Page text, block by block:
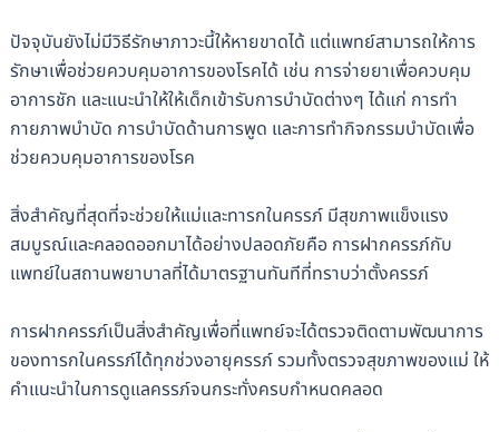
ปัจจุบันยังไม่มีวิธีรักษาภาวะนี้ให้หายขาดได้ แต่แพทย์สามารถให้การ
รักษาเพื่อช่วยควบคุมอาการของโรคได้ เช่น การจ่ายยาเพื่อควบคุม
อาการชัก และแนะนำให้ให้เด็กเข้ารับการบำบัดต่างๆ ได้แก่ การทำ
กายภาพบำบัด การบำบัดด้านการพูด และการทำกิจกรรมบำบัดเพื่อ
ช่วยควบคุมอาการของโรค
สิ่งสำคัญที่สุดที่จะช่วยให้แม่และทารกในครรภ์ มีสุขภาพแข็งแรง
สมบูรณ์และคลอดออกมาได้อย่างปลอดภัยคือ การฝากครรภ์กับ
แพทย์ในสถานพยาบาลที่ได้มาตรฐานทันทีที่ทราบว่าตั้งครรภ์
การฝากครรภ์เป็นสิ่งสำคัญเพื่อที่แพทย์จะได้ตรวจติดตามพัฒนาการ
ของทารกในครรภ์ได้ทุกช่วงอายุครรภ์ รวมทั้งตรวจสุขภาพของแม่ ให้
คำแนะนำในการดูแลครรภ์จนกระทั่งครบกำหนดคลอด